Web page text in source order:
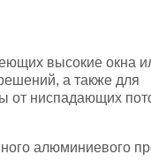
высокие окна
а также для
от ниспадающих
алюминиевого